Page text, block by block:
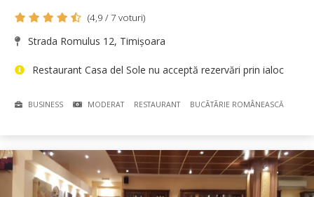
(4,9 / 7 voturi)
Strada Romulus 12, Timișoara
Restaurant Casa del Sole nu acceptă rezervări prin ialoc
BUSINESS MODERAT RESTAURANT BUCÃTÃRIE ROMÂNEASCĂ